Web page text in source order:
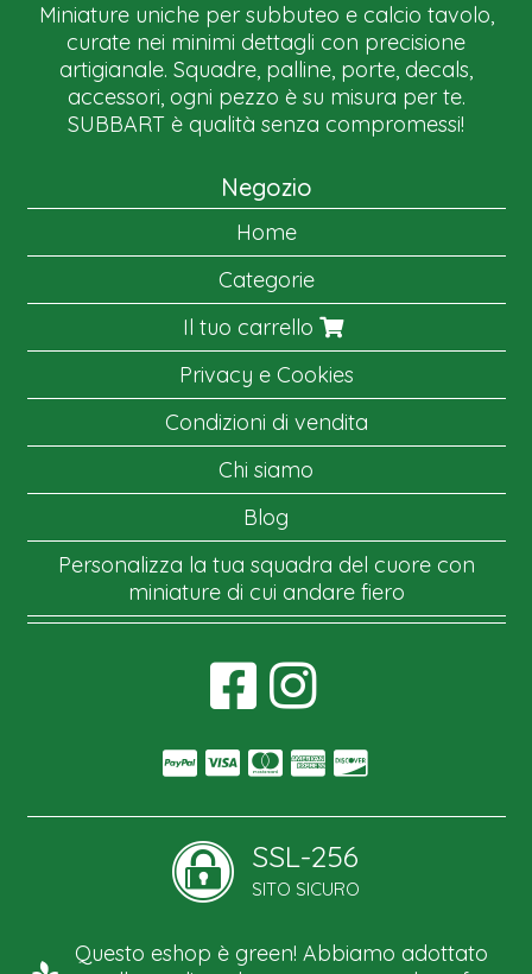
Miniature uniche per subbuteo e calcio tavolo,
curate nei minimi dettagli con precisione
artigianale. Squadre, palline, porte, decals,
accessori, ogni pezzo è su misura per te.
SUBBART è qualità senza compromessi!
Negozio
Home
Categorie
Il tuo carrello
Privacy e Cookies
Condizioni di vendita
Chi siamo
Blog
Personalizza la tua squadra del cuore con
miniature di cui andare fiero
SSL-256
SITO SICURO
Questo eshop è green! Abbiamo adottato